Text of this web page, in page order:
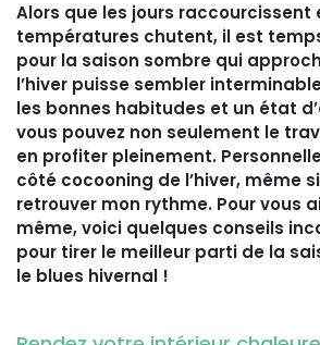
Alors que les jours raccourcissent
températures chutent, il est
pour la saison sombre qui
l’hiver puisse sembler
les bonnes habitudes et un état
vous pouvez non seulement le
en profiter pleinement.
côté cocooning de l’hiver, même
retrouver mon rythme. Pour vous
même, voici quelques conseils
pour tirer le meilleur parti de la
le blues hivernal !